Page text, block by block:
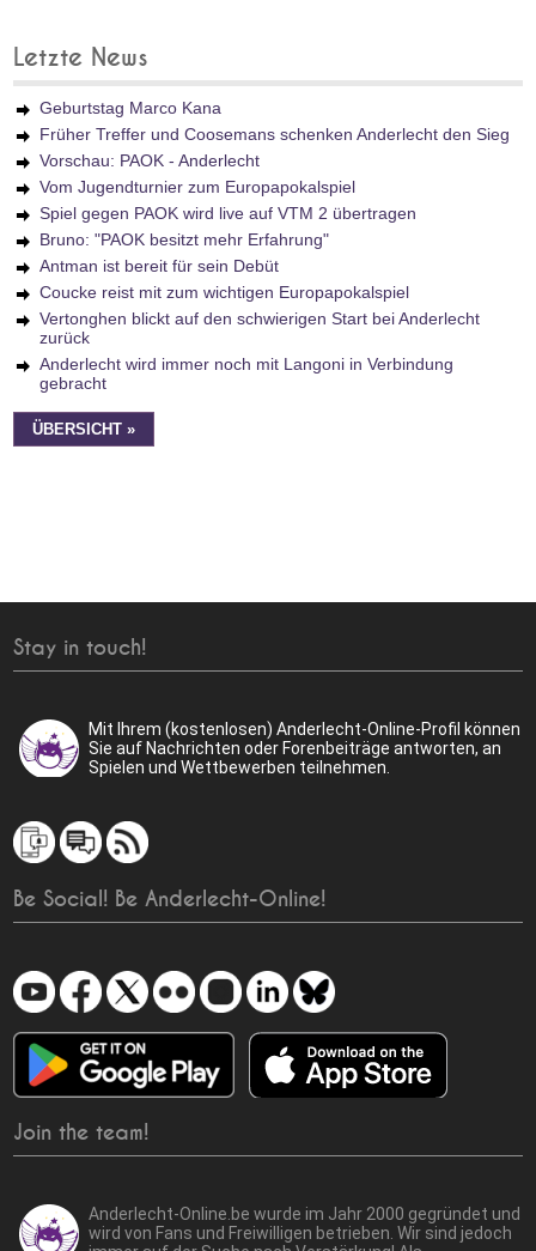
Letzte News
Geburtstag Marco Kana
Früher Treffer und Coosemans schenken Anderlecht den Sieg
Vorschau: PAOK - Anderlecht
Vom Jugendturnier zum Europapokalspiel
Spiel gegen PAOK wird live auf VTM 2 übertragen
Bruno: "PAOK besitzt mehr Erfahrung"
Antman ist bereit für sein Debüt
Coucke reist mit zum wichtigen Europapokalspiel
Vertonghen blickt auf den schwierigen Start bei Anderlecht
zurück
Anderlecht wird immer noch mit Langoni in Verbindung
gebracht
ÜBERSICHT »
Stay in touch!
Mit Ihrem (kostenlosen) Anderlecht-Online-Profil können
Sie auf Nachrichten oder Forenbeiträge antworten, an
Spielen und Wettbewerben teilnehmen.
Be Social! Be Anderlecht-Online!
Join the team!
Anderlecht-Online.be wurde im Jahr 2000 gegründet und
wird von Fans und Freiwilligen betrieben. Wir sind jedoch